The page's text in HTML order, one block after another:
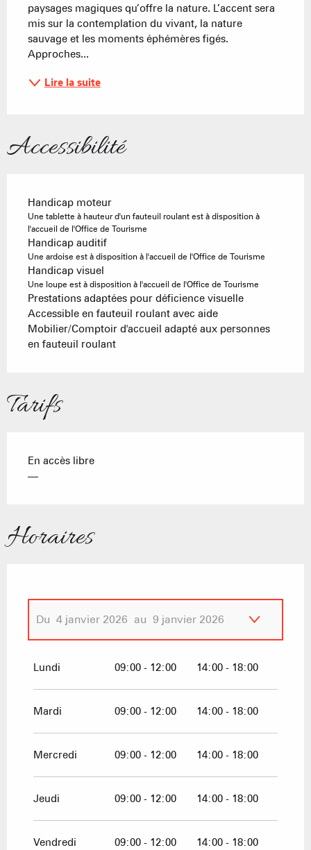
paysages magiques qu’offre la nature. L’accent sera
mis sur la contemplation du vivant, la nature
sauvage et les moments éphémères figés.
Approches...
Lire la suite
Accessibilité
Handicap moteur
Une tablette à hauteur d'un fauteuil roulant est à disposition à
l'accueil de l'Office de Tourisme
Handicap auditif
Une ardoise est à disposition à l'accueil de l'Office de Tourisme
Handicap visuel
Une loupe est à disposition à l'accueil de l'Office de Tourisme
Prestations adaptées pour déficience visuelle
Accessible en fauteuil roulant avec aide
Mobilier/Comptoir d'accueil adapté aux personnes
en fauteuil roulant
Tarifs
En accès libre
—
Horaires
Du 4 janvier 2026 au 9 janvier 2026
Lundi 09:00 - 12:00 14:00 - 18:00
Mardi 09:00 - 12:00 14:00 - 18:00
Mercredi 09:00 - 12:00 14:00 - 18:00
Jeudi 09:00 - 12:00 14:00 - 18:00
Vendredi 09:00 - 12:00 14:00 - 18:00